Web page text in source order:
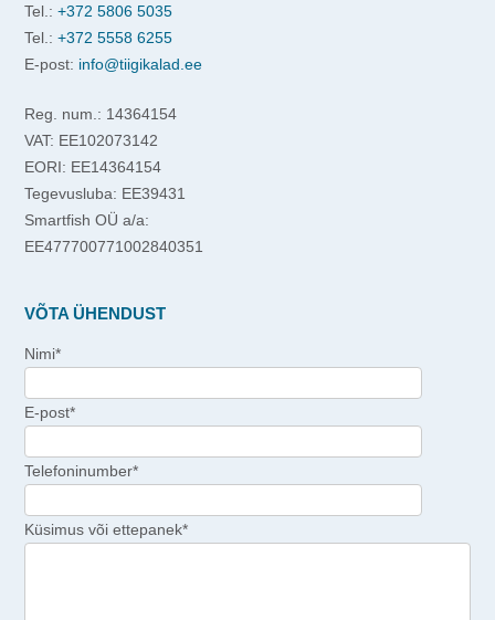
Tel.: +372 5806 5035
Tel.: +372 5558 6255
E-post: info@tiigikalad.ee
Reg. num.: 14364154
VAT: EE102073142
EORI: EE14364154
Tegevusluba: EE39431
Smartfish OÜ a/a:
EE477700771002840351
VÕTA ÜHENDUST
Nimi*
E-post*
Telefoninumber*
Küsimus või ettepanek*